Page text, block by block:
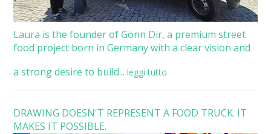
Laura is the founder of Gönn Dir, a premium street
food project born in Germany with a clear vision and
a strong desire to build... leggi tutto
DRAWING DOESN'T REPRESENT A FOOD TRUCK. IT
MAKES IT POSSIBLE.